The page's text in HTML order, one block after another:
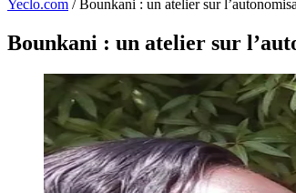
Yeclo.com / Bounkani : un atelier sur
Bounkani : un atelier sur